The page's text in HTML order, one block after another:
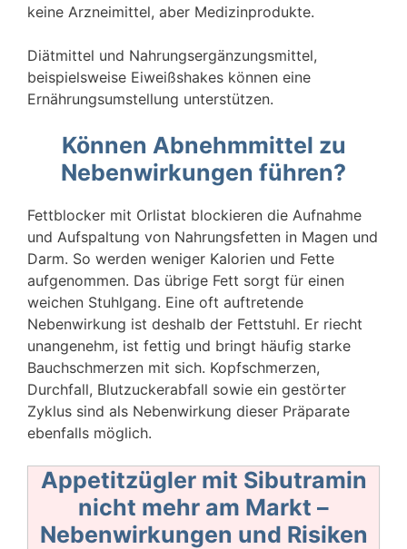
keine Arzneimittel, aber Medizinprodukte.
Diätmittel und Nahrungsergänzungsmittel,
beispielsweise Eiweißshakes können eine
Ernährungsumstellung unterstützen.
Können Abnehmmittel zu
Nebenwirkungen führen?
Fettblocker mit Orlistat blockieren die Aufnahme
und Aufspaltung von Nahrungsfetten in Magen und
Darm. So werden weniger Kalorien und Fette
aufgenommen. Das übrige Fett sorgt für einen
weichen Stuhlgang. Eine oft auftretende
Nebenwirkung ist deshalb der Fettstuhl. Er riecht
unangenehm, ist fettig und bringt häufig starke
Bauchschmerzen mit sich. Kopfschmerzen,
Durchfall, Blutzuckerabfall sowie ein gestörter
Zyklus sind als Nebenwirkung dieser Präparate
ebenfalls möglich.
Appetitzügler mit Sibutramin
nicht mehr am Markt –
Nebenwirkungen und Risiken